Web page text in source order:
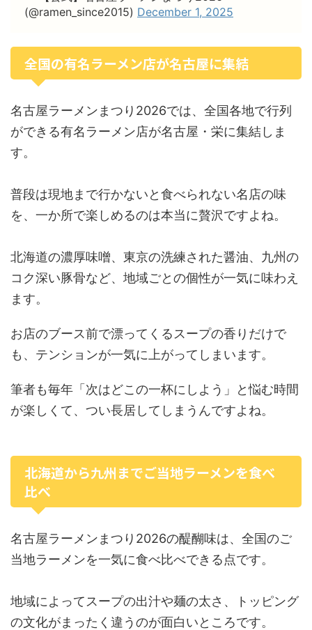
(@ramen_since2015) December 1, 2025
全国の有名ラーメン店が名古屋に集結
名古屋ラーメンまつり2026では、全国各地で行列
ができる有名ラーメン店が名古屋・栄に集結しま
す。
普段は現地まで行かないと食べられない名店の味
を、一か所で楽しめるのは本当に贅沢ですよね。
北海道の濃厚味噌、東京の洗練された醤油、九州の
コク深い豚骨など、地域ごとの個性が一気に味わえ
ます。
お店のブース前で漂ってくるスープの香りだけで
も、テンションが一気に上がってしまいます。
筆者も毎年「次はどこの一杯にしよう」と悩む時間
が楽しくて、つい長居してしまうんですよね。
北海道から九州までご当地ラーメンを食べ
比べ
名古屋ラーメンまつり2026の醍醐味は、全国のご
当地ラーメンを一気に食べ比べできる点です。
地域によってスープの出汁や麺の太さ、トッピング
の文化がまったく違うのが面白いところです。